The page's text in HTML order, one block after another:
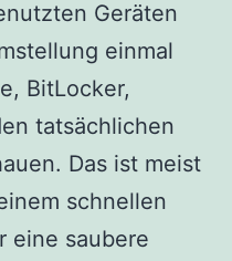
Geräten
einmal
BitLocker,
tatsächlichen
Das ist meist
schnellen
eine saubere